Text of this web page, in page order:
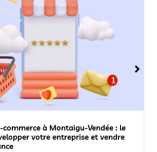
commerce à Montaigu-Vendée : le
votre entreprise et vendre